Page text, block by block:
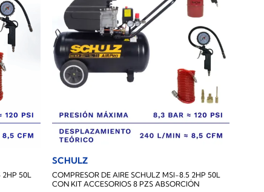
50L
SCHULZ
COMPRESOR DE AIRE SCHULZ MSI-8.5 2HP 50L
CON KIT ACCESORIOS 8 PZS ABSORCIÓN